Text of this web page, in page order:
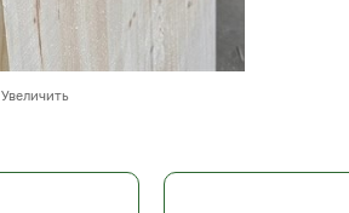
Увеличить